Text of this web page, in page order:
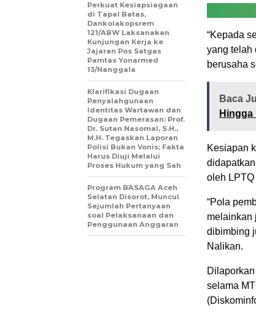
“Kepada
yang telah
berusaha
Baca
Hingga
Kesiapan
oleh
“Pola
melainkan
dibimbing
Nalikan.
selama
Perkuat Kesiapsiagaan
di Tapal Batas,
Dankolakopsrem
121/ABW Laksanakan
Kunjungan Kerja ke
Jajaran Pos Satgas
Pamtas Yonarmed
13/Nanggala
Klarifikasi Dugaan
Penyalahgunaan
Identitas Wartawan dan
Dugaan Pemerasan: Prof.
Dr. Sutan Nasomal, S.H.,
M.H. Tegaskan Laporan
Polisi Bukan Vonis; Fakta
Harus Diuji Melalui
Proses Hukum yang Sah
Program BASAGA Aceh
Selatan Disorot, Muncul
Sejumlah Pertanyaan
soal Pelaksanaan dan
Penggunaan Anggaran